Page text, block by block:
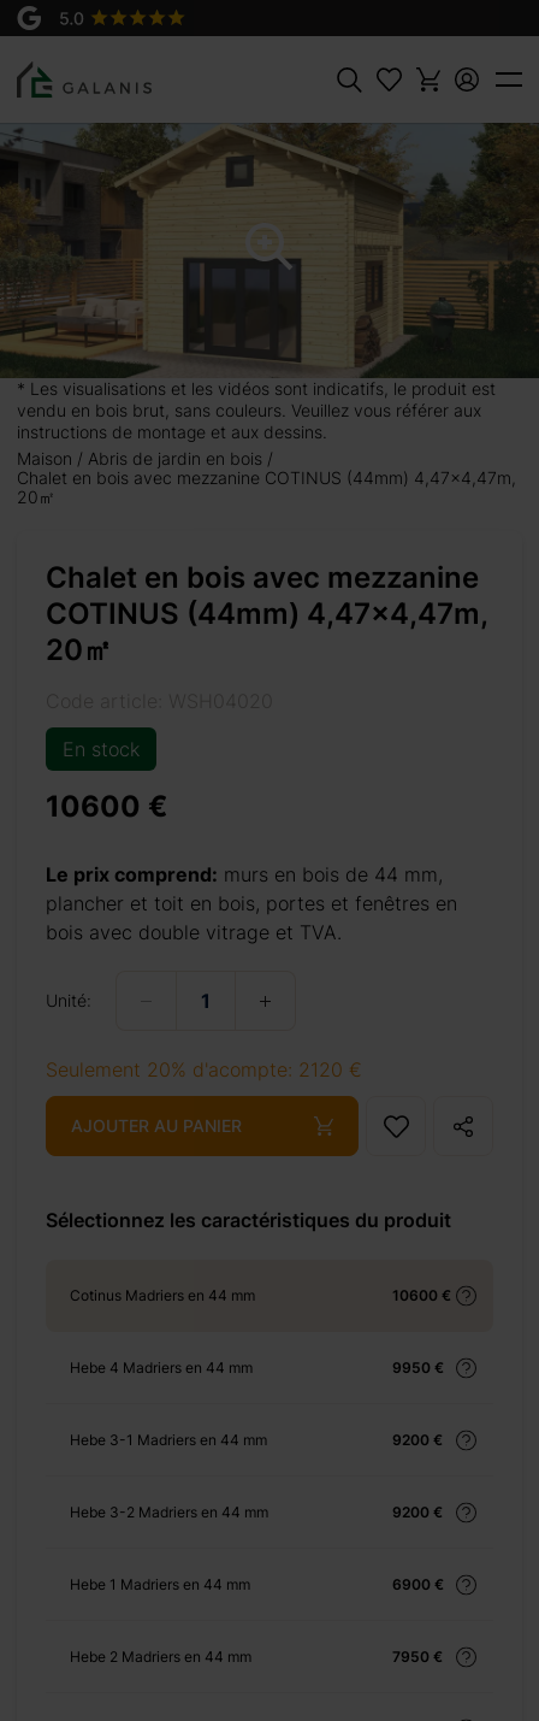
Rechercher
* Les visualisations et les vidéos sont indicatifs, le produit est
vendu en bois brut, sans couleurs. Veuillez vous référer aux
instructions de montage et aux dessins.
Maison
Abris de jardin en bois
Chalet en bois avec mezzanine COTINUS (44mm) 4,47×4,47m,
20㎡
Chalet en bois avec mezzanine
COTINUS (44mm) 4,47×4,47m,
20㎡
En stock
10600 €
Le prix comprend: murs en bois de 44 mm,
plancher et toit en bois, portes et fenêtres en
bois avec double vitrage et TVA.
Unité:
Seulement 20% d'acompte: 2120 €
AJOUTER AU PANIER
Sélectionnez les caractéristiques du produit
Cotinus Madriers en 44 mm 10600 €
Hebe 4 Madriers en 44 mm 9950 €
Hebe 3-1 Madriers en 44 mm 9200 €
Hebe 3-2 Madriers en 44 mm 9200 €
Hebe 1 Madriers en 44 mm 6900 €
Hebe 2 Madriers en 44 mm 7950 €
Produit:
Cotinus Madriers en 44 mm
10600 €
créer un
sol
offrant un
intelligent
conservant
+ 69 €
+ 1650 €